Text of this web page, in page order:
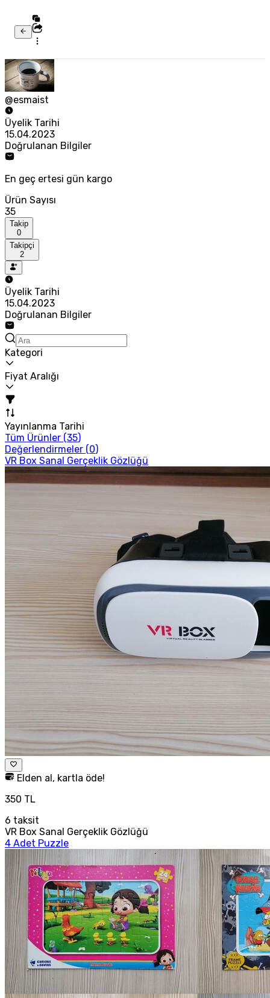
@esmaist
Üyelik Tarihi
15.04.2023
Doğrulanan Bilgiler
En geç ertesi gün kargo
Ürün Sayısı
35
Takip
0
Takipçi
2
Üyelik Tarihi
15.04.2023
Doğrulanan Bilgiler
Kategori
Fiyat Aralığı
Yayınlanma Tarihi
Tüm Ürünler (35)
Değerlendirmeler (0)
VR Box Sanal Gerçeklik Gözlüğü
Elden al, kartla öde!
350 TL
6 taksit
VR Box Sanal Gerçeklik Gözlüğü
4 Adet Puzzle